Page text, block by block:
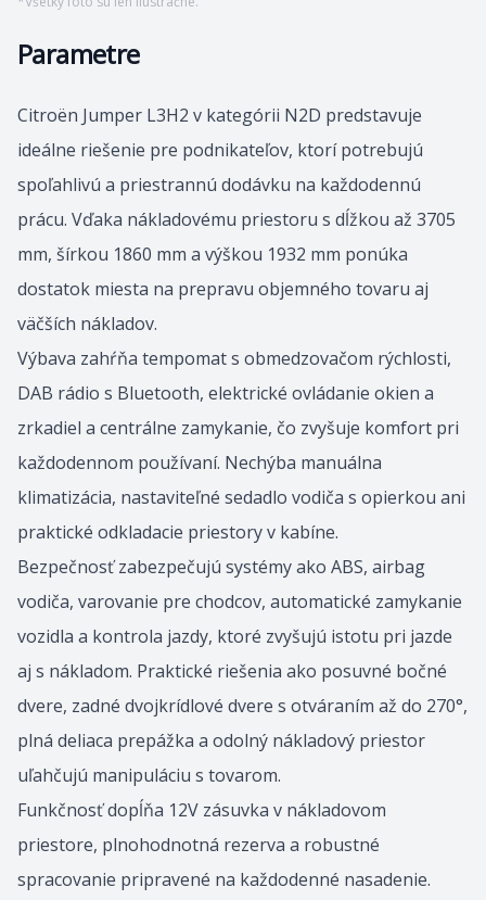
Parametre
Citroën Jumper L3H2 v kategórii N2D predstavuje
ideálne riešenie pre podnikateľov, ktorí potrebujú
spoľahlivú a priestrannú dodávku na každodennú
prácu. Vďaka nákladovému priestoru s dĺžkou až 3705
mm, šírkou 1860 mm a výškou 1932 mm ponúka
dostatok miesta na prepravu objemného tovaru aj
väčších nákladov.
Výbava zahŕňa tempomat s obmedzovačom rýchlosti,
DAB rádio s Bluetooth, elektrické ovládanie okien a
zrkadiel a centrálne zamykanie, čo zvyšuje komfort pri
každodennom používaní. Nechýba manuálna
klimatizácia, nastaviteľné sedadlo vodiča s opierkou ani
praktické odkladacie priestory v kabíne.
Bezpečnosť zabezpečujú systémy ako ABS, airbag
vodiča, varovanie pre chodcov, automatické zamykanie
vozidla a kontrola jazdy, ktoré zvyšujú istotu pri jazde
aj s nákladom. Praktické riešenia ako posuvné bočné
dvere, zadné dvojkrídlové dvere s otváraním až do 270°,
plná deliaca prepážka a odolný nákladový priestor
uľahčujú manipuláciu s tovarom.
Funkčnosť dopĺňa 12V zásuvka v nákladovom
priestore, plnohodnotná rezerva a robustné
spracovanie pripravené na každodenné nasadenie.